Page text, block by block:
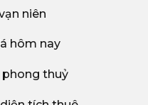
niên
hôm nay
phong thuỷ